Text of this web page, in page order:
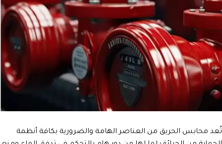
تُعد محابس الحريق من العناصر الهامة والضرورية بكافة أنظمة